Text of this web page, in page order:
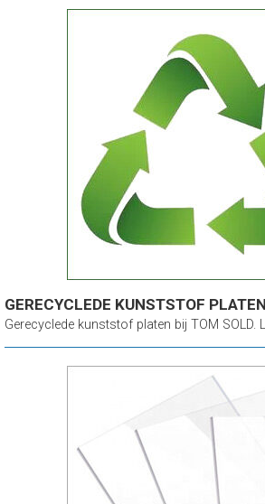
GERECYCLEDE KUNSTSTOF PLATEN
Gerecyclede kunststof platen bij TOM SOLD.